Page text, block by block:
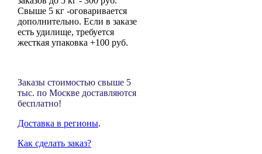
Свыше 5 кг -оговаривается
дополнительно. Если в заказе
есть удилище, требуется
жесткая упаковка +100 руб.
Заказы стоимостью свыше 5
тыс. по Москве доставляются
бесплатно!
Доставка в регионы.
Как сделать заказ?